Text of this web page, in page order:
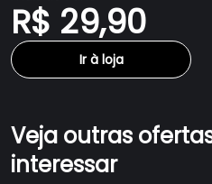
R$ 29,90
Ir à loja
Veja outras
interessar